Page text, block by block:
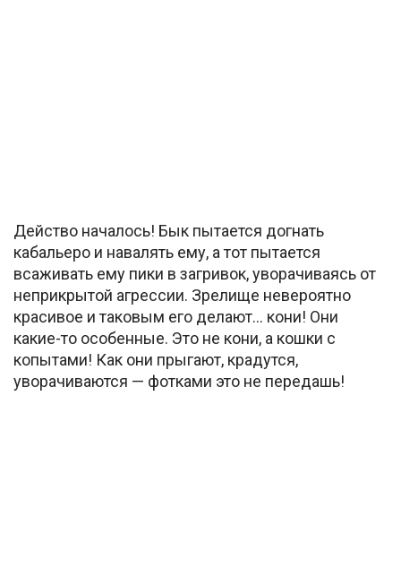
Действо началось! Бык пытается догнать
кабальеро и навалять ему, а тот пытается
всаживать ему пики в загривок, уворачиваясь от
неприкрытой агрессии. Зрелище невероятно
красивое и таковым его делают… кони! Они
какие-то особенные. Это не кони, а кошки с
копытами! Как они прыгают, крадутся,
уворачиваются — фотками это не передашь!